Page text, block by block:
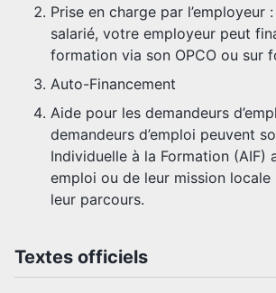
Prise en charge par l’employeur
salarié, votre employeur peut
formation via son OPCO ou sur
Auto-Financement
Aide pour les demandeurs
demandeurs d’emploi peuvent
Individuelle à la Formation (AIF)
emploi ou de leur mission
leur parcours.
Textes officiels